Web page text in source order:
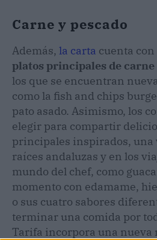
Carne y pescado
Además, la carta cuenta
platos principales de carne
los que se encuentran
como la fish and chips
pato asado. Asimismo, los
elegir para compartir
principales inspirados, una
raíces andaluzas y en los
mundo del chef, como
momento con edamame,
o sus cuatro sabores
terminar una comida por
Tarifa incorpora una nueva